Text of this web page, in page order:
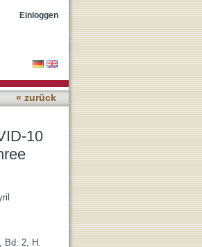
Einloggen
« zurück
10
Bd. 2, H.